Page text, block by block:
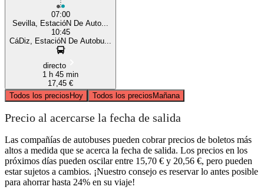
07:00
Sevilla, EstacióN De Auto...
10:45
CáDiz, EstacióN De Autobu...
directo
1 h 45 min
17,45 €
Todos los preciosHoy Todos los preciosMañana
Precio al acercarse la fecha de salida
Las compañías de autobuses pueden cobrar precios de boletos más
altos a medida que se acerca la fecha de salida. Los precios en los
próximos días pueden oscilar entre 15,70 € y 20,56 €, pero pueden
estar sujetos a cambios. ¡Nuestro consejo es reservar lo antes posible
para ahorrar hasta 24% en su viaje!